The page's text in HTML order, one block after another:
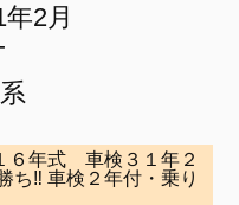
年2月
年式 車検３１年２
ち‼ 車検２年付・乗り